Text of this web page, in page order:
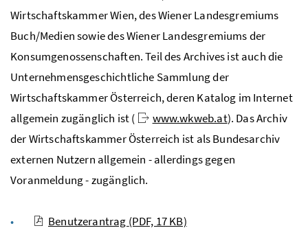
Wirtschaftskammer Wien, des Wiener Landesgremiums
Buch/Medien sowie des Wiener Landesgremiums der
Konsumgenossenschaften. Teil des Archives ist auch die
Unternehmensgeschichtliche Sammlung der
Wirtschaftskammer Österreich, deren Katalog im Internet
allgemein zugänglich ist (
www.wkweb.at). Das Archiv
der Wirtschaftskammer Österreich ist als Bundesarchiv
externen Nutzern allgemein - allerdings gegen
Voranmeldung - zugänglich.
Benutzerantrag (PDF, 17 KB)